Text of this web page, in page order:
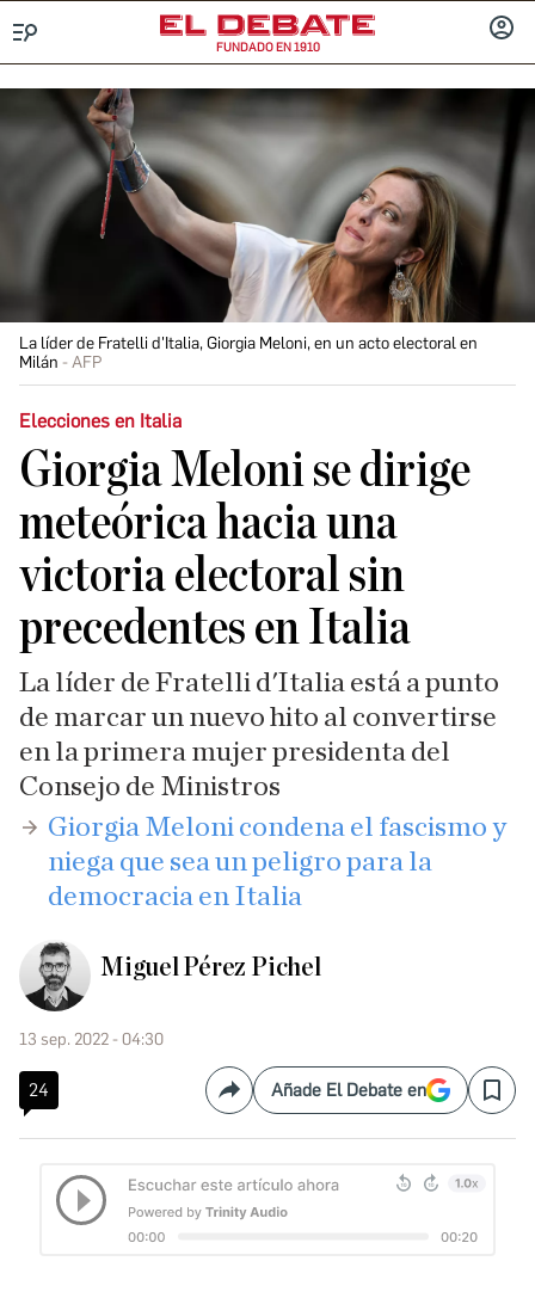
FUNDADO EN 1910
La líder de Fratelli d'Italia, Giorgia Meloni, en un acto electoral en
Milán
AFP
Elecciones en Italia
Giorgia Meloni se dirige
meteórica hacia una
victoria electoral sin
precedentes en Italia
La líder de Fratelli d'Italia está a punto
de marcar un nuevo hito al convertirse
en la primera mujer presidenta del
Consejo de Ministros
Giorgia Meloni condena el fascismo y
niega que sea un peligro para la
democracia en Italia
Miguel Pérez Pichel
13 sep. 2022 - 04:30
24 CompartirAñade El Debate en Save